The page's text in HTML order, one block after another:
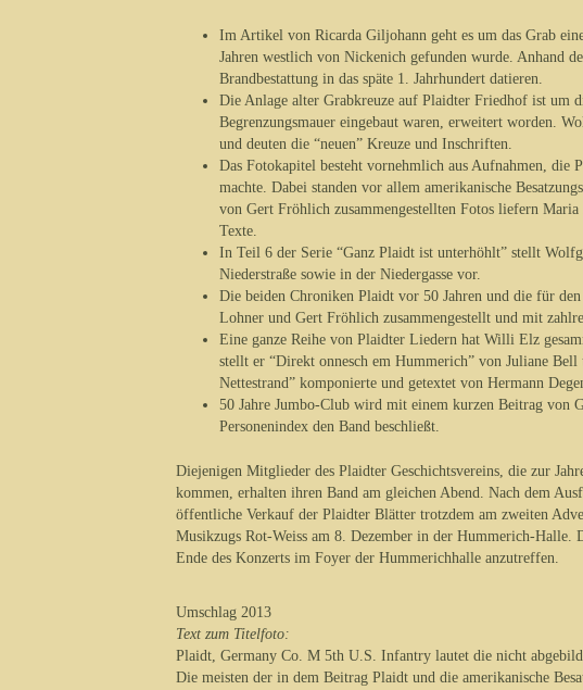
Im Artikel von Ricarda Giljohann geht es um das Grab
Jahren westlich von Nickenich gefunden wurde. Anhand
Brandbestattung in das späte 1. Jahrhundert datieren.
Die Anlage alter Grabkreuze auf Plaidter Friedhof ist um
Begrenzungsmauer eingebaut waren, erweitert worden.
und deuten die “neuen” Kreuze und Inschriften.
Das Fotokapitel besteht vornehmlich aus Aufnahmen, die
machte. Dabei standen vor allem amerikanische
von Gert Fröhlich zusammengestellten Fotos liefern
Texte.
In Teil 6 der Serie “Ganz Plaidt ist unterhöhlt” stellt
Niederstraße sowie in der Niedergasse vor.
Die beiden Chroniken Plaidt vor 50 Jahren und die für
Lohner und Gert Fröhlich zusammengestellt und mit
Eine ganze Reihe von Plaidter Liedern hat Willi Elz
stellt er “Direkt onnesch em Hummerich” von Juliane
Nettestrand” komponierte und getextet von Hermann
50 Jahre Jumbo-Club wird mit einem kurzen Beitrag von
Personenindex den Band beschließt.
Diejenigen Mitglieder des Plaidter Geschichtsvereins, die zur
kommen, erhalten ihren Band am gleichen Abend. Nach dem
öffentliche Verkauf der Plaidter Blätter trotzdem am zweiten
Musikzugs Rot-Weiss am 8. Dezember in der Hummerich-Halle.
Ende des Konzerts im Foyer der Hummerichhalle anzutreffen.
Umschlag 2013
Text zum Titelfoto:
Plaidt, Germany Co. M 5th U.S. Infantry lautet die nicht
Die meisten der in dem Beitrag Plaidt und die amerikanische